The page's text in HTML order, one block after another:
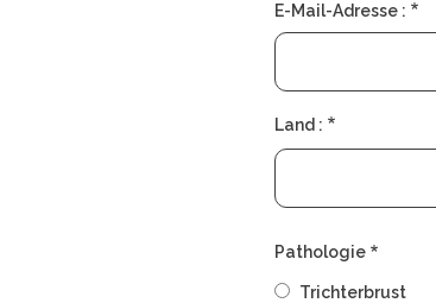
E-Mail-Adresse :
Land :
Pathologie
Trichterbrust